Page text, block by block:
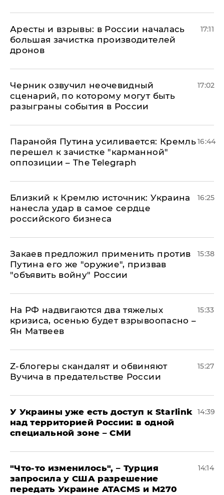
Аресты и взрывы: в России началась
большая зачистка производителей
дронов
17:11
Черник озвучил неочевидный
сценарий, по которому могут быть
разыграны события в России
17:02
Паранойя Путина усиливается: Кремль
перешел к зачистке "карманной"
оппозиции – The Telegraph
16:44
Близкий к Кремлю источник: Украина
нанесла удар в самое сердце
российского бизнеса
16:25
Закаев предложил применить против
Путина его же "оружие", призвав
"объявить войну" России
15:38
На РФ надвигаются два тяжелых
кризиса, осенью будет взрывоопасно –
Ян Матвеев
15:33
Z-блогеры скандалят и обвиняют
Вучича в предательстве России
15:27
У Украины уже есть доступ к Starlink
над территорией России: в одной
специальной зоне – СМИ
14:39
​"Что-то изменилось", – Турция
запросила у США разрешение
передать Украине ATACMS и M270
14:14